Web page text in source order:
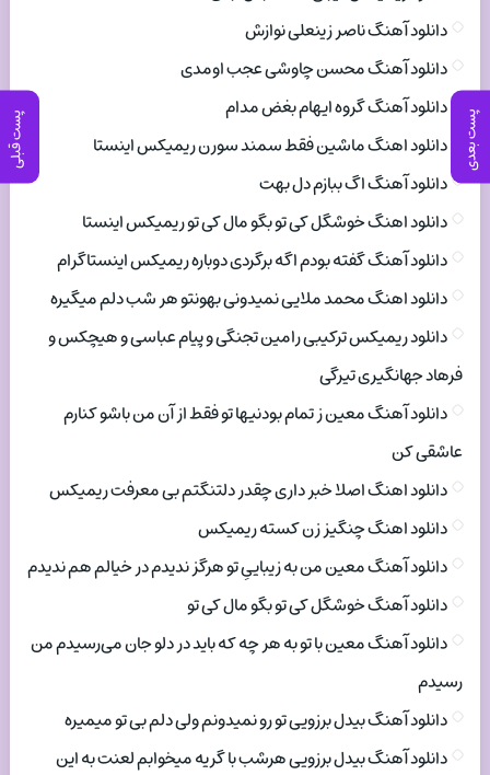
پست بعدی پست قبلی
دانلود آهنگ ناصر زینعلی نوازش
دانلود آهنگ محسن چاوشی عجب اومدی
دانلود آهنگ گروه ایهام بغض مدام
دانلود اهنگ ماشین فقط سمند سورن ریمیکس اینستا
دانلود آهنگ اگ ببازم دل بهت
دانلود اهنگ خوشگل کی تو بگو مال کی تو ریمیکس اینستا
دانلود آهنگ گفته بودم اگه برگردی دوباره ریمیکس اینستاگرام
دانلود اهنگ محمد ملایی نمیدونی بهونتو هر شب دلم میگیره
دانلود ریمیکس ترکیبی رامین تجنگی و پیام عباسی و هیچکس و
فرهاد جهانگیری تیرگی
دانلود آهنگ معین ز تمام بودنیها تو فقط از آن من باشو کنارم
عاشقی کن
دانلود اهنگ اصلا خبر داری چقدر دلتنگتم بی معرفت ریمیکس
دانلود اهنگ چنگیز زن کسته ریمیکس
دانلود آهنگ معین من به زیباییِ تو هرگز ندیدم در خیالم هم ندیدم
دانلود آهنگ خوشگل کی تو بگو مال کی تو
دانلود آهنگ معین با تو به هر چه که باید در دلو جان می‌رسیدم من
رسیدم
دانلود آهنگ بیدل برزویی تو رو نمیدونم ولی دلم بی تو میمیره
دانلود آهنگ بیدل برزویی هرشب با گریه میخوابم لعنت به این